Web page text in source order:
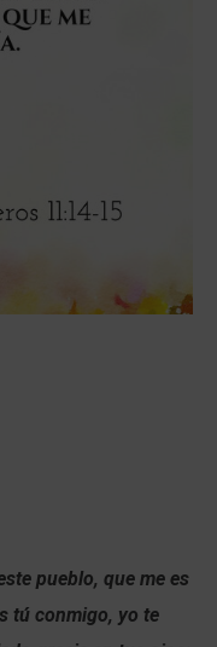
pueblo, que me es
tú conmigo, yo te